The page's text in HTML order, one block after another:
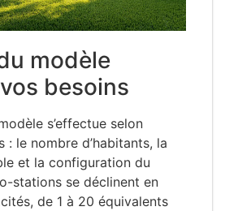
modèle
besoins
s’effectue selon
: le nombre d’habitants, la
et la configuration du
stations se déclinent en
de 1 à 20 équivalents